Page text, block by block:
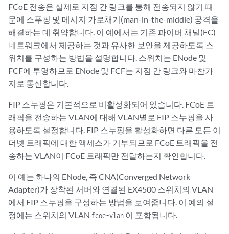
FCoE 전송은 실제로 지점 간 링크를 통해 전송되지 않기 때
문에 스푸핑 및 메시지 가로채기(man-in-the-middle) 공격을
해결하는 데 취약합니다. 이 예에서는 기존 파이버 채널(FC)
네트워크에서 제공하는 것과 유사한 보안을 제공하도록 스
위치를 구성하는 방법을 설명합니다. 스위치는 ENode 및
FCF에 투명하므로 ENode 및 FCF는 지점 간 링크와 마찬가
지로 통신합니다.
FIP 스누핑은 기본적으로 비활성화되어 있습니다. FCoE 트
래픽을 전송하는 VLAN에 대해 VLAN별로 FIP 스누핑을 사
용하도록 설정합니다. FIP 스누핑을 활성화하면 다른 모든 이
더넷 트래픽에 대한 액세스가 거부되므로 FCoE 트래픽을 전
송하는 VLAN이 FCoE 트래픽만 전달하는지 확인합니다.
이 예는 하나의 ENode, 즉 CNA(Converged Network
Adapter)가 장착된 서버와 연결된 EX4500 스위치의 VLAN
에서 FIP 스누핑을 구성하는 방법을 보여줍니다. 이 예의 설
정에는 스위치의 VLAN fcoe-vlan 이 포함됩니다.